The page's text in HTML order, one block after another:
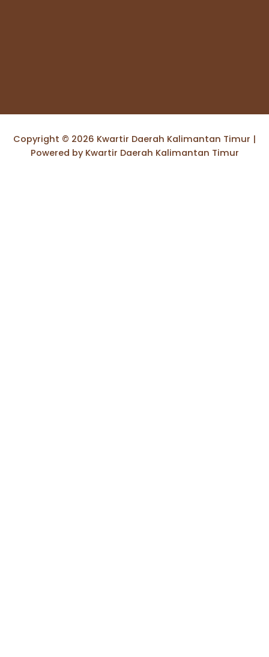
Copyright © 2026 Kwartir Daerah Kalimantan Timur |
Powered by Kwartir Daerah Kalimantan Timur